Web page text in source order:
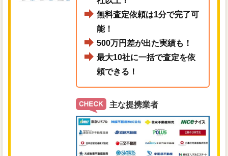
無料査定依頼は1分で完了可
能！
500万円差が出た実績も！
最大10社に一括で査定を依
頼できる！
主な提携業者